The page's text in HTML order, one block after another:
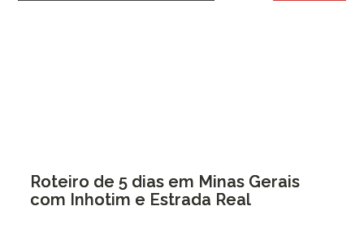
Roteiro de 5 dias em Minas Gerais
com Inhotim e Estrada Real